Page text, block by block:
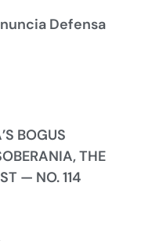
Defensa
BOGUS
THE
— NO. 114